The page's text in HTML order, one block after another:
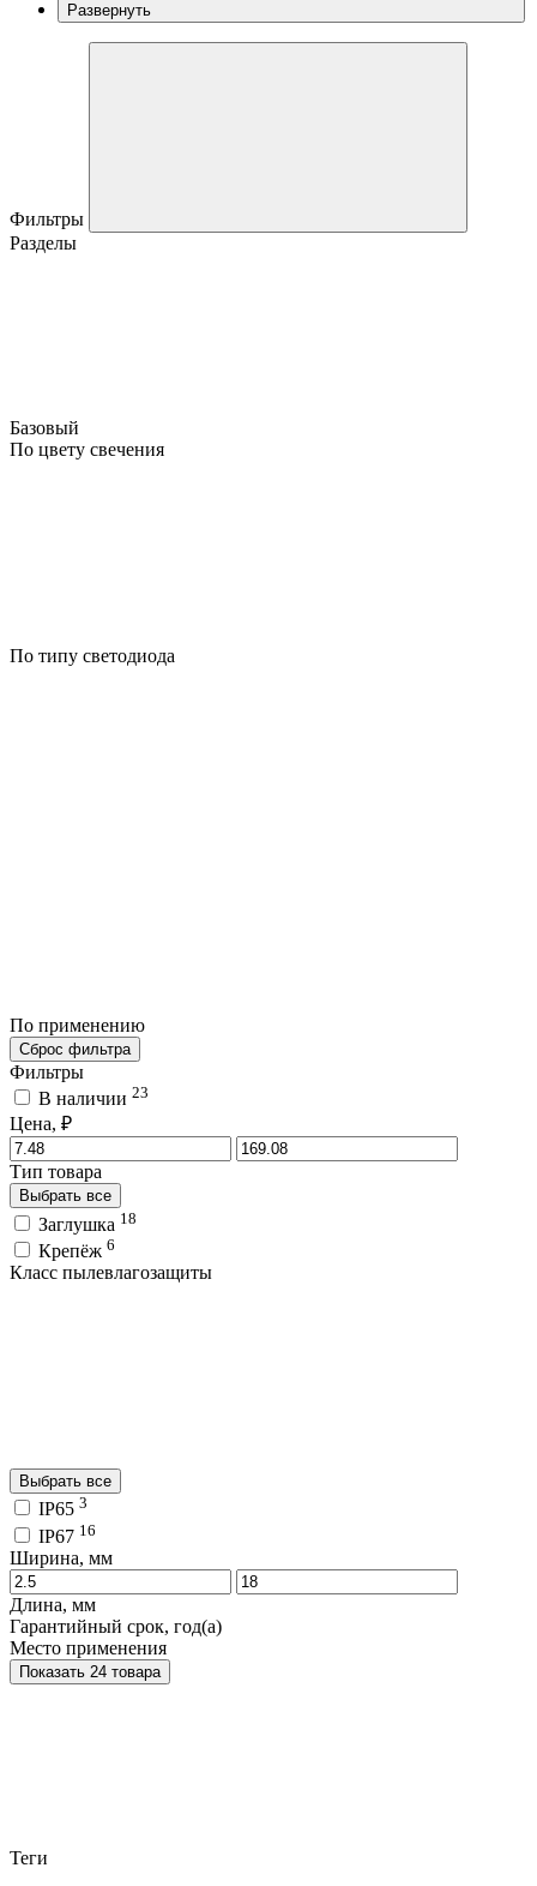
Развернуть
Фильтры
Разделы
Базовый
По цвету свечения
По типу светодиода
По применению
Сброс фильтра
Фильтры
В наличии 23
Цена, ₽
Тип товара
Выбрать все
Заглушка 18
Крепёж 6
Класс пылевлагозащиты
Выбрать все
IP65 3
IP67 16
Ширина, мм
Длина, мм
Гарантийный срок, год(а)
Место применения
Показать 24 товара
Теги